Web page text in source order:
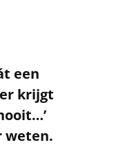
een
krijgt
weten.